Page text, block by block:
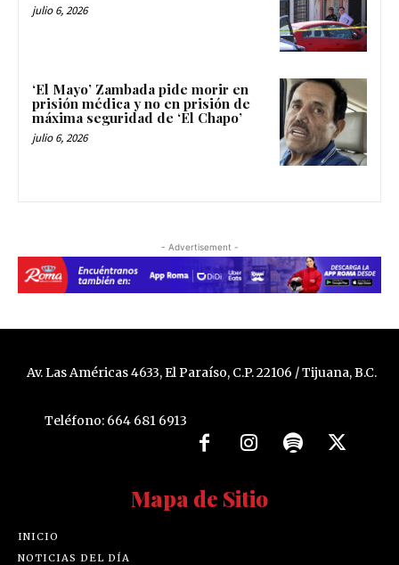
julio 6, 2026
‘El Mayo’ Zambada pide morir en
prisión médica y no en prisión de
máxima seguridad de ‘El Chapo’
julio 6, 2026
- Advertisement -
Av. Las Américas 4633, El Paraíso, C.P. 22106 / Tijuana, B.C.
Teléfono: 664 681 6913
Mapa de Sitio
INICIO
NOTICIAS DEL DÍA